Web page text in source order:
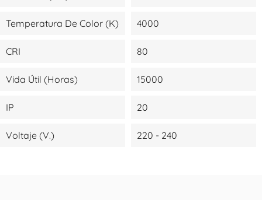
Temperatura De Color (K) 4000
CRI 80
Vida Útil (Horas) 15000
IP 20
Voltaje (V.) 220 - 240